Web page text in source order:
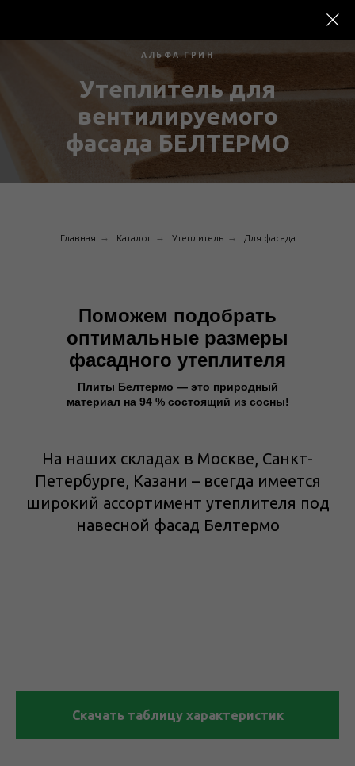
Утеплитель для
вентилируемого
фасада БЕЛТЕРМО
АЛЬФА ГРИН
Главная → Каталог → Утеплитель → Для фасада
Поможем подобрать
оптимальные размеры
фасадного утеплителя
Плиты Белтермо — это природный
материал на 94 % состоящий из сосны!
На наших складах в Москве, Санкт-
Петербурге, Казани – всегда имеется
широкий ассортимент утеплителя под
навесной фасад Белтермо
Скачать таблицу характеристик